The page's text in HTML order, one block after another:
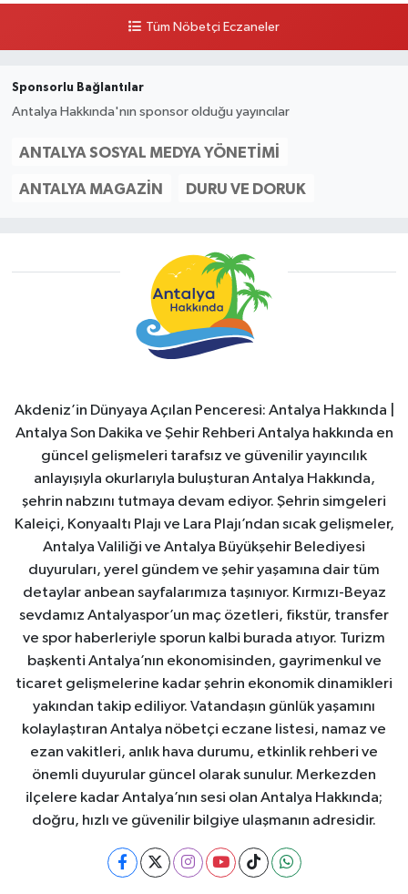
Tüm Nöbetçi Eczaneler
Sponsorlu Bağlantılar
Antalya Hakkında'nın sponsor olduğu yayıncılar
ANTALYA SOSYAL MEDYA YÖNETIMI
ANTALYA MAGAZIN DURU VE DORUK
Akdeniz’in Dünyaya Açılan Penceresi: Antalya Hakkında |
Antalya Son Dakika ve Şehir Rehberi Antalya hakkında en
güncel gelişmeleri tarafsız ve güvenilir yayıncılık
anlayışıyla okurlarıyla buluşturan Antalya Hakkında,
şehrin nabzını tutmaya devam ediyor. Şehrin simgeleri
Kaleiçi, Konyaaltı Plajı ve Lara Plajı’ndan sıcak gelişmeler,
Antalya Valiliği ve Antalya Büyükşehir Belediyesi
duyuruları, yerel gündem ve şehir yaşamına dair tüm
detaylar anbean sayfalarımıza taşınıyor. Kırmızı-Beyaz
sevdamız Antalyaspor’un maç özetleri, fikstür, transfer
ve spor haberleriyle sporun kalbi burada atıyor. Turizm
başkenti Antalya’nın ekonomisinden, gayrimenkul ve
ticaret gelişmelerine kadar şehrin ekonomik dinamikleri
yakından takip ediliyor. Vatandaşın günlük yaşamını
kolaylaştıran Antalya nöbetçi eczane listesi, namaz ve
ezan vakitleri, anlık hava durumu, etkinlik rehberi ve
önemli duyurular güncel olarak sunulur. Merkezden
ilçelere kadar Antalya’nın sesi olan Antalya Hakkında;
doğru, hızlı ve güvenilir bilgiye ulaşmanın adresidir.